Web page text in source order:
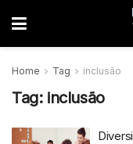
Home Tag inclusão
Tag: inclusão